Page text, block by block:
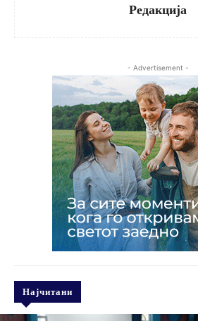
Редакција
- Advertisement -
Најчитани